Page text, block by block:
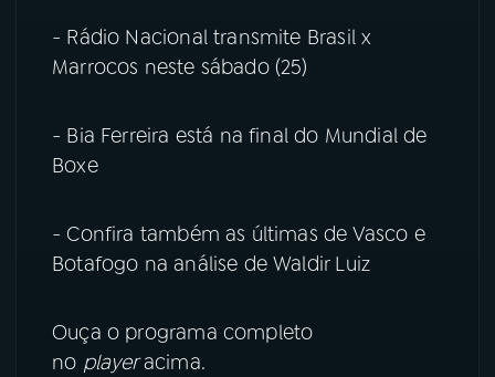
ACOMPANHE A RÁDIO NACIONAL
Instagram
TikTok
- Rádio Nacional transmite Brasil x
Marrocos neste sábado (25)
- Bia Ferreira está na final do Mundial de
Boxe
- Confira também as últimas de Vasco e
Botafogo na análise de Waldir Luiz
Ouça o programa completo
no playeracima.